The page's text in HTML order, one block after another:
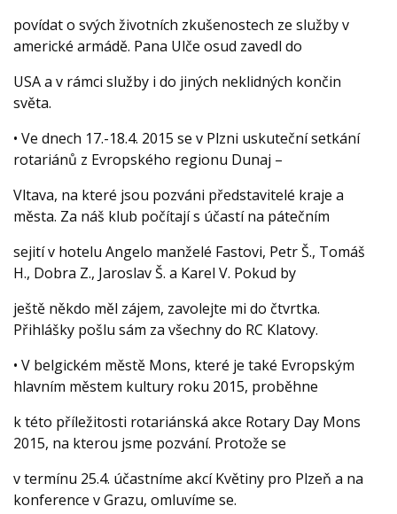
povídat o svých životních zkušenostech ze služby v
americké armádě. Pana Ulče osud zavedl do
USA a v rámci služby i do jiných neklidných končin
světa.
• Ve dnech 17.-18.4. 2015 se v Plzni uskuteční setkání
rotariánů z Evropského regionu Dunaj –
Vltava, na které jsou pozváni představitelé kraje a
města. Za náš klub počítají s účastí na pátečním
sejití v hotelu Angelo manželé Fastovi, Petr Š., Tomáš
H., Dobra Z., Jaroslav Š. a Karel V. Pokud by
ještě někdo měl zájem, zavolejte mi do čtvrtka.
Přihlášky pošlu sám za všechny do RC Klatovy.
• V belgickém městě Mons, které je také Evropským
hlavním městem kultury roku 2015, proběhne
k této příležitosti rotariánská akce Rotary Day Mons
2015, na kterou jsme pozvání. Protože se
v termínu 25.4. účastníme akcí Květiny pro Plzeň a na
konference v Grazu, omluvíme se.